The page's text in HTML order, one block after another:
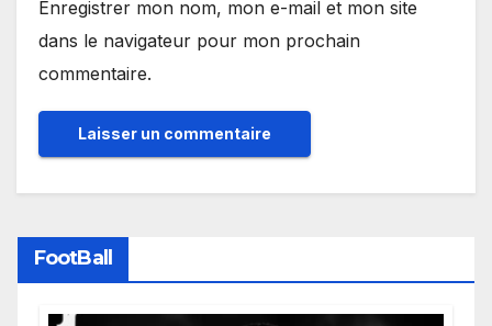
Enregistrer mon nom, mon e-mail et mon site
dans le navigateur pour mon prochain
commentaire.
FootBall